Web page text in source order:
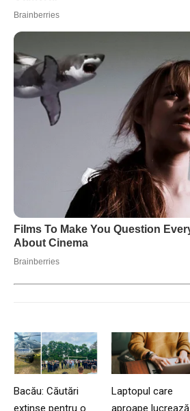
Bacău: Căutări
extinse pentru o
Laptopul care
aproape lucrează